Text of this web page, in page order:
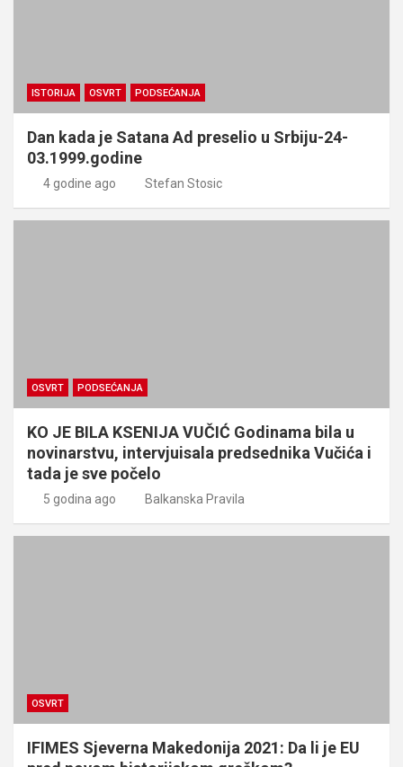
ISTORIJA OSVRT PODSEĆANJA
Dan kada je Satana Ad preselio u Srbiju-24-
03.1999.godine
4 godine ago Stefan Stosic
OSVRT PODSEĆANJA
KO JE BILA KSENIJA VUČIĆ Godinama bila u
novinarstvu, intervjuisala predsednika Vučića i
tada je sve počelo
5 godina ago Balkanska Pravila
OSVRT
IFIMES Sjeverna Makedonija 2021: Da li je EU